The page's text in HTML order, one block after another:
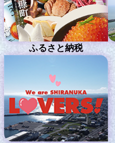
ふるさと納税